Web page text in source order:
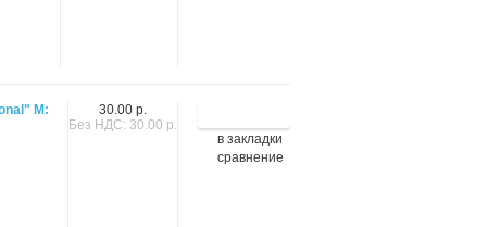
в закладки
сравнение
30.00 р.
Без НДС: 30.00 р.
М: